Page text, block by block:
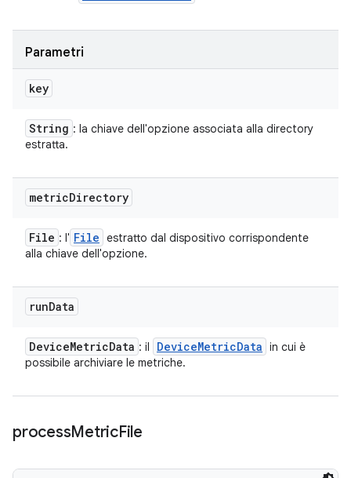
Parametri
key
String : la chiave dell'opzione associata alla directory
estratta.
metricDirectory
File : l' File estratto dal dispositivo corrispondente
alla chiave dell'opzione.
runData
DeviceMetricData : il DeviceMetricData in cui è
possibile archiviare le metriche.
processMetricFile